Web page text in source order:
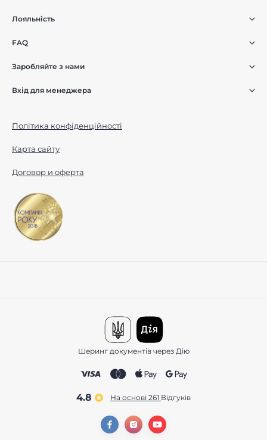
Лояльність
FAQ
Заробляйте з нами
Вхід для менеджера
Політика конфіденційності
Карта сайту
Договор и оферта
Шеринг документів через Дію
4.8 На основі 261 відгуків